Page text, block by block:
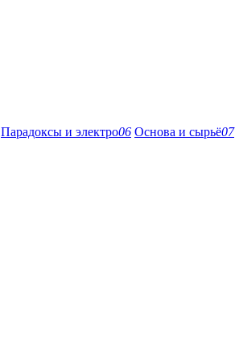
Парадоксы и электро06 Основа и сырьё07